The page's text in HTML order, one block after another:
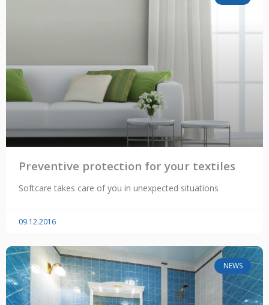
Preventive protection for your textiles
Softcare takes care of you in unexpected situations
09.12.2016
NEWS